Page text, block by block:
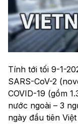
Tính tới tối 9-1-
SARS-CoV-2
COVID-19 (gồm
nước ngoài – 3
ngày đầu tiên